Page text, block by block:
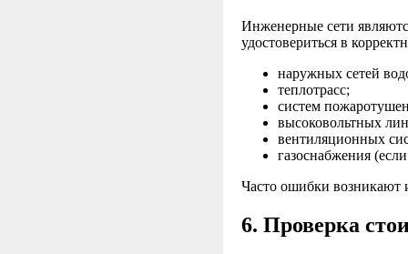
Инженерные сети
удостовериться в
наружных сетей
теплотрасс;
систем
высоковольтных
вентиляционных
газоснабжения
Часто ошибки возникают
6. Проверка